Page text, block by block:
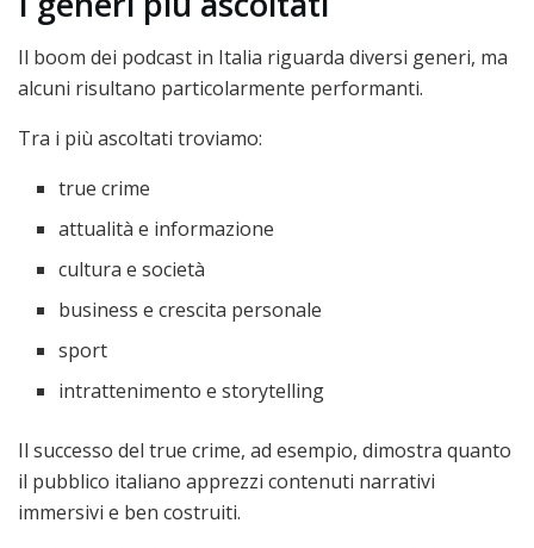
Il boom dei podcast in Italia riguarda diversi generi, ma
alcuni risultano particolarmente performanti.
Tra i più ascoltati troviamo:
true crime
attualità e informazione
cultura e società
business e crescita personale
sport
intrattenimento e storytelling
Il successo del true crime, ad esempio, dimostra quanto
il pubblico italiano apprezzi contenuti narrativi
immersivi e ben costruiti.